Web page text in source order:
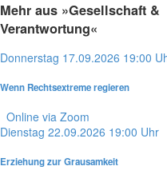
Mehr aus »Gesellschaft &
Verantwortung«
Donnerstag 17.09.2026 19:00
Wenn Rechtsextreme regieren
Online via Zoom
Dienstag 22.09.2026 19:00 Uhr
Erziehung zur Grausamkeit